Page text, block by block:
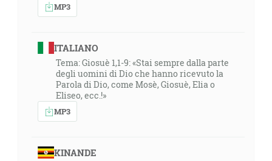
MP3
ITALIANO
Tema: Giosuè 1,1-9: «Stai sempre dalla parte
degli uomini di Dio che hanno ricevuto la
Parola di Dio, come Mosè, Giosuè, Elia o
Eliseo, ecc.!»
MP3
KINANDE